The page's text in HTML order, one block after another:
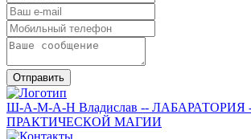
Отправить
Ш-А-М-А-Н Владислав -- ЛАБАРАТОРИЯ
ПРАКТИЧЕСКОЙ МАГИИ